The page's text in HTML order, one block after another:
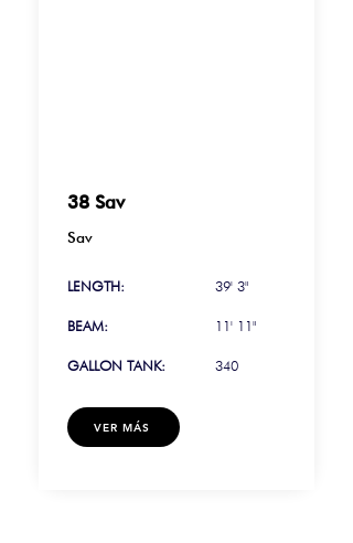
38 Sav
Sav
LENGTH:
BEAM:
GALLON TANK:
39' 3"
11' 11"
340
VER MÁS